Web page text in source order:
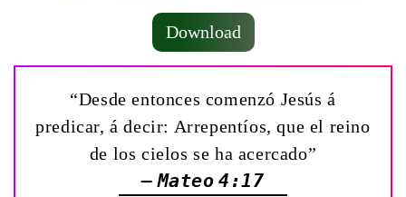
Download
“Desde entonces comenzó Jesús á
predicar, á decir: Arrepentíos, que el reino
de los cielos se ha acercado”
— Mateo 4:17